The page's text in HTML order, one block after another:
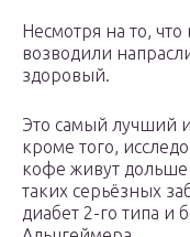
Несмотря на то,
возводили
здоровый.
Это самый лучший
кроме того,
кофе живут
таких серьёзных
диабет 2-го типа и